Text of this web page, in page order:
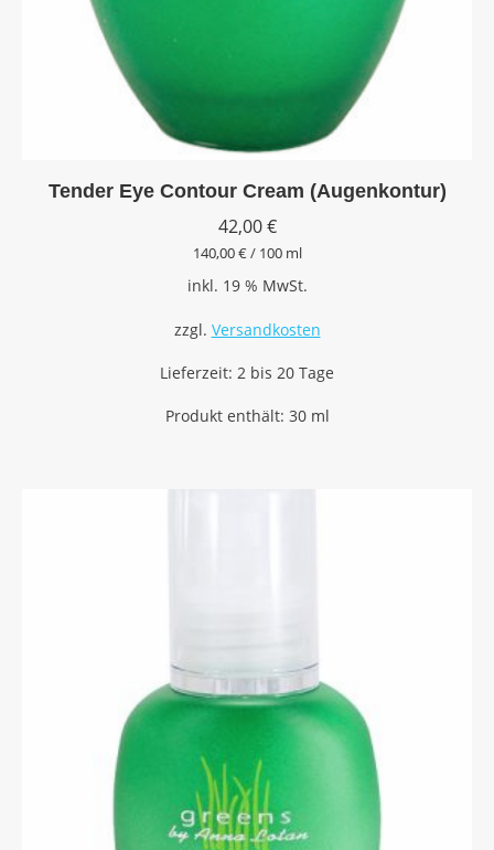
Tender Eye Contour Cream (Augenkontur)
42,00€
140,00€/ 100 ml
inkl. 19 % MwSt.
zzgl. Versandkosten
Lieferzeit: 2 bis 20 Tage
Produkt enthält: 30 ml